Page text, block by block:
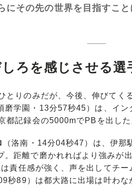
にその先の世界を目指すこ
ろを感じさせる
りのみだが、今後、伸びてく
磨学園・13分57秒45）は、イ
都記録会の5000mでPBを出した
（洛南・14分04秒47）は、伊
。距離で磨かれればより強みが
責任感が強く、声を出してチ
秒89）は都大路に出場は叶わ